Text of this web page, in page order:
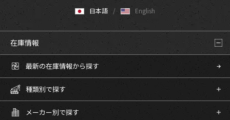
日本語 English
在庫情報
最新の在庫情報から探す
種類別で探す
メーカー別で探す